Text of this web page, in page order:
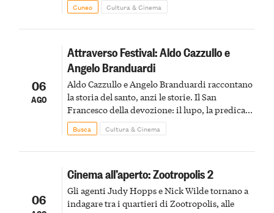
Cuneo Cultura & Cinema
06
AGO
Attraverso Festival: Aldo Cazzullo e
Angelo Branduardi
Aldo Cazzullo e Angelo Branduardi raccontano
la storia del santo, anzi le storie. Il San
Francesco della devozione: il lupo, la predica
agli uccelli, le stimmate
Busca Cultura & Cinema
06
Cinema all’aperto: Zootropolis 2
Gli agenti Judy Hopps e Nick Wilde tornano a
indagare tra i quartieri di Zootropolis, alle